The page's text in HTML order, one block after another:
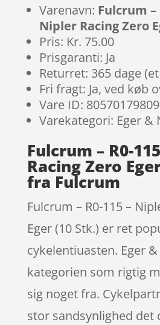
Varenavn: Fulcrum –
Nipler Racing Zero
Pris: Kr. 75.00
Prisgaranti: Ja
Returret: 365 dage
Fri fragt: Ja, ved køb
Vare ID:
Varekategori: Eger &
Fulcrum – R0-
Racing Zero
fra Fulcrum
Fulcrum – R0-115 –
Eger (10 Stk.) er ret
cykelentiuasten. Eger
kategorien som rigtig
sig noget fra.
stor sandsynlighed det